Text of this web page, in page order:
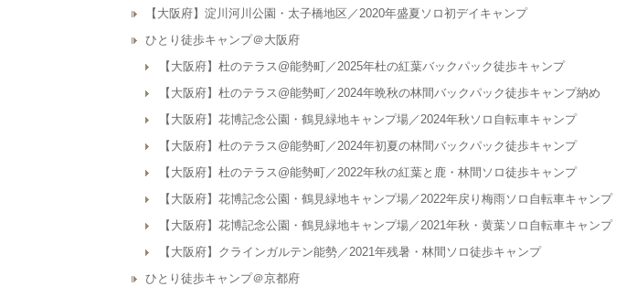
【大阪府】淀川河川公園・太子橋地区／2020年盛夏ソロ初デイキャンプ
ひとり徒歩キャンプ＠大阪府
【大阪府】杜のテラス@能勢町／2025年杜の紅葉バックパック徒歩キャンプ
【大阪府】杜のテラス@能勢町／2024年晩秋の林間バックパック徒歩キャンプ納め
【大阪府】花博記念公園・鶴見緑地キャンプ場／2024年秋ソロ自転車キャンプ
【大阪府】杜のテラス@能勢町／2024年初夏の林間バックパック徒歩キャンプ
【大阪府】杜のテラス@能勢町／2022年秋の紅葉と鹿・林間ソロ徒歩キャンプ
【大阪府】花博記念公園・鶴見緑地キャンプ場／2022年戻り梅雨ソロ自転車キャンプ
【大阪府】花博記念公園・鶴見緑地キャンプ場／2021年秋・黄葉ソロ自転車キャンプ
【大阪府】クラインガルテン能勢／2021年残暑・林間ソロ徒歩キャンプ
ひとり徒歩キャンプ＠京都府